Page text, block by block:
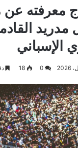
معرفته
مدريد
الإسباني
18